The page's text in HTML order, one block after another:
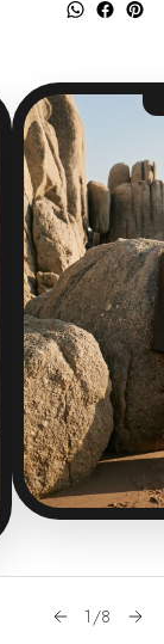
1 /8